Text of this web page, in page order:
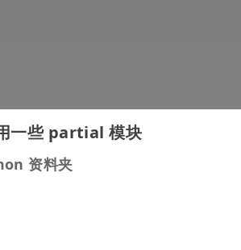
一些 partial 模块
资料夹